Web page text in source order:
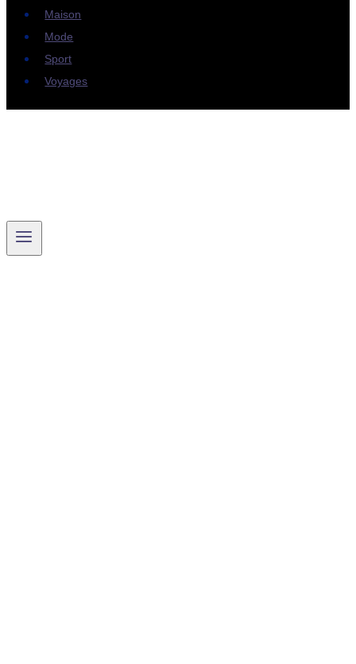
Maison
Mode
Sport
Voyages